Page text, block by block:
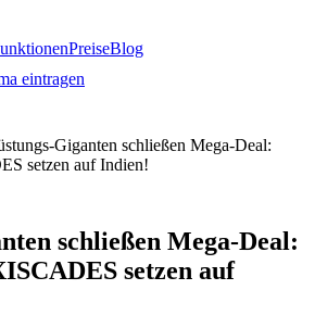
PreiseBlog
eintragen
Giganten schließen Mega-Deal:
setzen auf Indien!
schließen Mega-Deal:
setzen auf